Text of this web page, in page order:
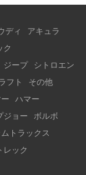
ディ
アキュラ
ク
ジープ
シトロエン
フト
その他
ハマー
ジョー
ボルボ
ムトラックス
レック